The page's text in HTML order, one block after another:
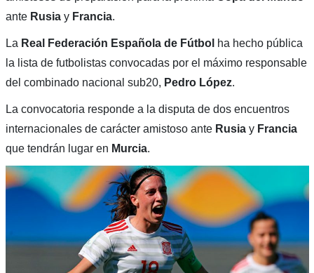
ante Rusiay Francia.
La Real Federación Española de Fútbol ha hecho pública
la lista de futbolistas convocadas por el máximo responsable
del combinado nacional sub20, Pedro López.
La convocatoria responde a la disputa de dos encuentros
internacionales de carácter amistoso ante Rusia y Francia
que tendrán lugar en Murcia.